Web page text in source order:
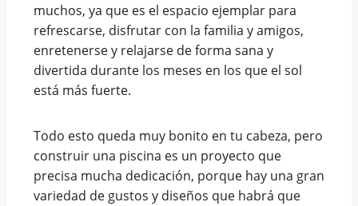
muchos, ya que es el espacio ejemplar para
refrescarse, disfrutar con la familia y amigos,
enretenerse y relajarse de forma sana y
divertida durante los meses en los que el sol
está más fuerte.
Todo esto queda muy bonito en tu cabeza, pero
construir una piscina es un proyecto que
precisa mucha dedicación, porque hay una gran
variedad de gustos y diseños que habrá que